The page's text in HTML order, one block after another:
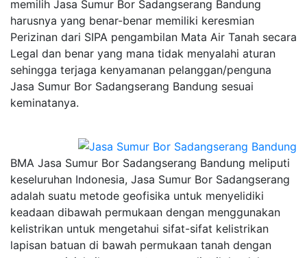
memilih Jasa Sumur Bor Sadangserang Bandung
harusnya yang benar-benar memiliki keresmian
Perizinan dari SIPA pengambilan Mata Air Tanah secara
Legal dan benar yang mana tidak menyalahi aturan
sehingga terjaga kenyamanan pelanggan/penguna
Jasa Sumur Bor Sadangserang Bandung sesuai
keminatanya.
BMA Jasa Sumur Bor Sadangserang Bandung meliputi
keseluruhan Indonesia, Jasa Sumur Bor Sadangserang
adalah suatu metode geofisika untuk menyelidiki
keadaan dibawah permukaan dengan menggunakan
kelistrikan untuk mengetahui sifat-sifat kelistrikan
lapisan batuan di bawah permukaan tanah dengan